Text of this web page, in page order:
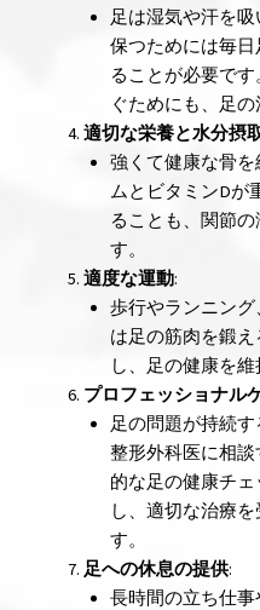
足は湿気や汗を
保つためには毎
ることが必要で
ぐためにも、足の
適切な栄養と水分摂
強くて健康な骨
ムとビタミンDが
ることも、関節
す。
適度な運動:
歩行やランニン
は足の筋肉を鍛
し、足の健康を維
プロフェッショナル
足の問題が持続
整形外科医に相
的な足の健康チ
し、適切な治療
す。
足への休息の提供:
長時間の立ち仕